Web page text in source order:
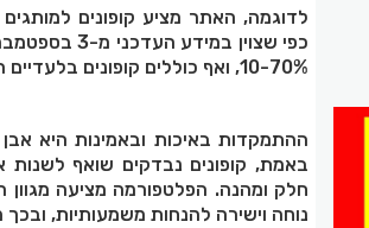
10-70%, ואף כוללים קופונים בלעדיים הזמינים רק דרך הפלטפורמה.
ההתמקדות באיכות ובאמינות היא
באמת, קופונים נבדקים שואף לשנות
חלק ומהנה. הפלטפורמה מציעה מגוון
נוחה וישירה להנחות משמעותיות,